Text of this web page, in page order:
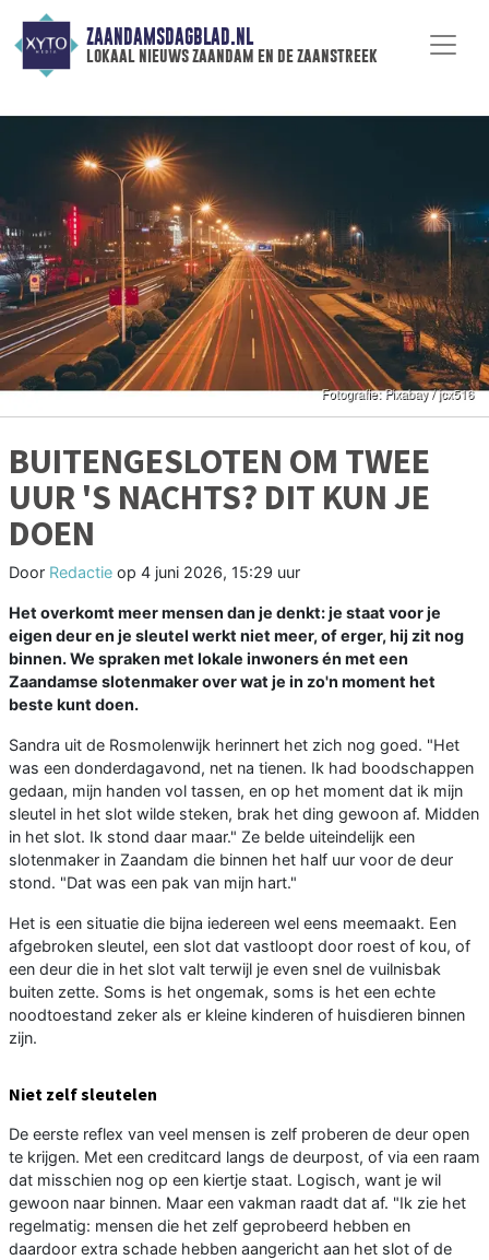
ZAANDAMSDAGBLAD.NL
lokaal nieuws zaandam en de zaanstreek
BUITENGESLOTEN OM TWEE
UUR 'S NACHTS? DIT KUN JE
DOEN
Door Redactie op 4 juni 2026, 15:29 uur
Het overkomt meer mensen dan je denkt: je staat voor je
eigen deur en je sleutel werkt niet meer, of erger, hij zit nog
binnen. We spraken met lokale inwoners én met een
Zaandamse slotenmaker over wat je in zo'n moment het
beste kunt doen.
Sandra uit de Rosmolenwijk herinnert het zich nog goed. "Het
was een donderdagavond, net na tienen. Ik had boodschappen
gedaan, mijn handen vol tassen, en op het moment dat ik mijn
sleutel in het slot wilde steken, brak het ding gewoon af. Midden
in het slot. Ik stond daar maar." Ze belde uiteindelijk een
slotenmaker in Zaandam die binnen het half uur voor de deur
stond. "Dat was een pak van mijn hart."
Het is een situatie die bijna iedereen wel eens meemaakt. Een
afgebroken sleutel, een slot dat vastloopt door roest of kou, of
een deur die in het slot valt terwijl je even snel de vuilnisbak
buiten zette. Soms is het ongemak, soms is het een echte
noodtoestand zeker als er kleine kinderen of huisdieren binnen
zijn.
Niet zelf sleutelen
De eerste reflex van veel mensen is zelf proberen de deur open
te krijgen. Met een creditcard langs de deurpost, of via een raam
dat misschien nog op een kiertje staat. Logisch, want je wil
gewoon naar binnen. Maar een vakman raadt dat af. "Ik zie het
regelmatig: mensen die het zelf geprobeerd hebben en
daardoor extra schade hebben aangericht aan het slot of de